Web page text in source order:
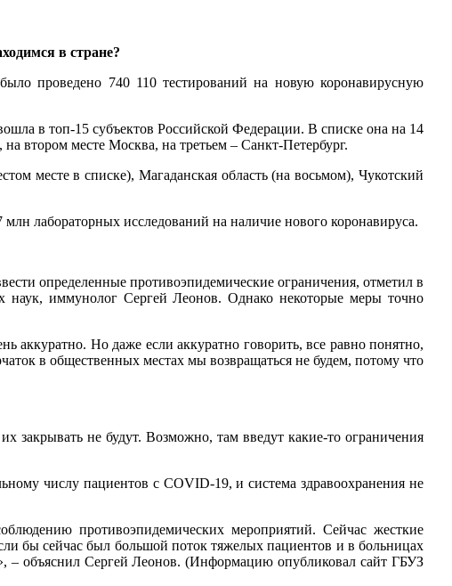
в стране?
проведено 740 110 тестирований на новую коронавирусную
в топ-15 субъектов Российской Федерации. В списке она на 14
втором месте Москва, на третьем – Санкт-Петербург.
месте в списке), Магаданская область (на восьмом), Чукотский
лабораторных исследований на наличие нового коронавируса.
определенные противоэпидемические ограничения, отметил в
наук, иммунолог Сергей Леонов. Однако некоторые меры точно
аккуратно. Но даже если аккуратно говорить, все равно понятно,
в общественных местах мы возвращаться не будем, потому что
не будут. Возможно, там введут какие-то ограничения
числу пациентов с COVID-19, и система здравоохранения не
противоэпидемических мероприятий. Сейчас жесткие
бы сейчас был большой поток тяжелых пациентов и в больницах
– объяснил Сергей Леонов. (Информацию опубликовал сайт ГБУЗ